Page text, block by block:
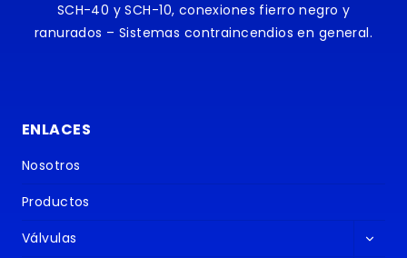
SCH-40 y SCH-10, conexiones fierro negro y
ranurados – Sistemas contraincendios en general.
ENLACES
Nosotros
Productos
Válvulas